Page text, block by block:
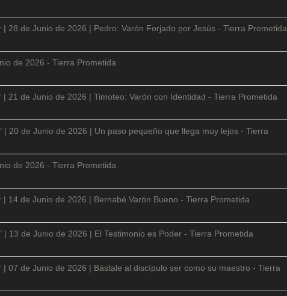
| 28 de Junio de 2026 | Pedro: Varón Forjado por Jesús - Tierra Prometida
de 2026 - Tierra Prometida
| 21 de Junio de 2026 | Timoteo: Varón con Identidad - Tierra Prometida
| 20 de Junio de 2026 | Un paso pequeño que llega muy lejos - Tierra
de 2026 - Tierra Prometida
| 14 de Junio de 2026 | Bernabé Varón Bueno - Tierra Prometida
| 13 de Junio de 2026 | El Testimonio es Poder - Tierra Prometida
| 07 de Junio de 2026 | Bástale al discípulo ser como su maestro - Tierra